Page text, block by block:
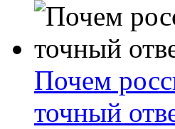
Почем
точный